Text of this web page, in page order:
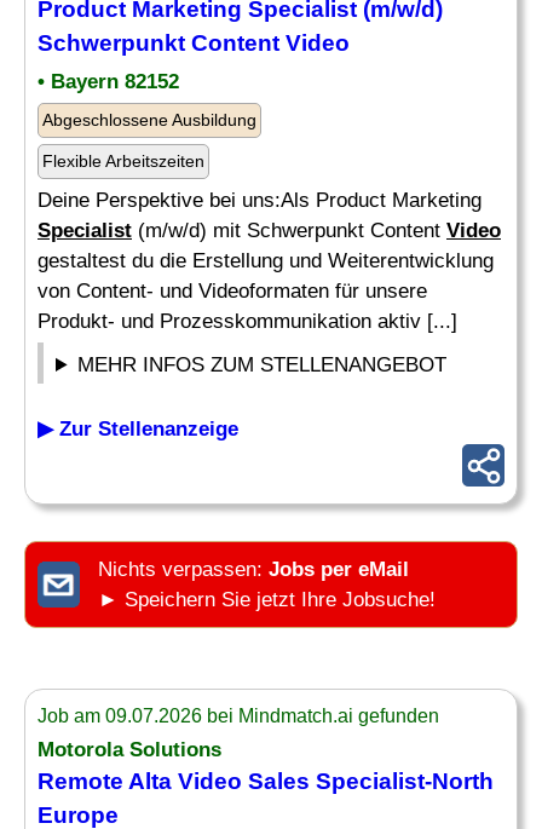
Product Marketing Specialist (m/w/d)
Schwerpunkt Content Video
• Bayern 82152
Abgeschlossene Ausbildung
Flexible Arbeitszeiten
Deine Perspektive bei uns:Als Product Marketing
Specialist (m/w/d) mit Schwerpunkt Content Video
gestaltest du die Erstellung und Weiterentwicklung
von Content- und Videoformaten für unsere
Produkt- und Prozesskommunikation aktiv [...]
MEHR INFOS ZUM STELLENANGEBOT
▶ Zur Stellenanzeige
Nichts verpassen: Jobs per eMail
► Speichern Sie jetzt Ihre Jobsuche!
Job am 09.07.2026 bei Mindmatch.ai gefunden
Motorola Solutions
Remote Alta Video Sales Specialist-North
Europe